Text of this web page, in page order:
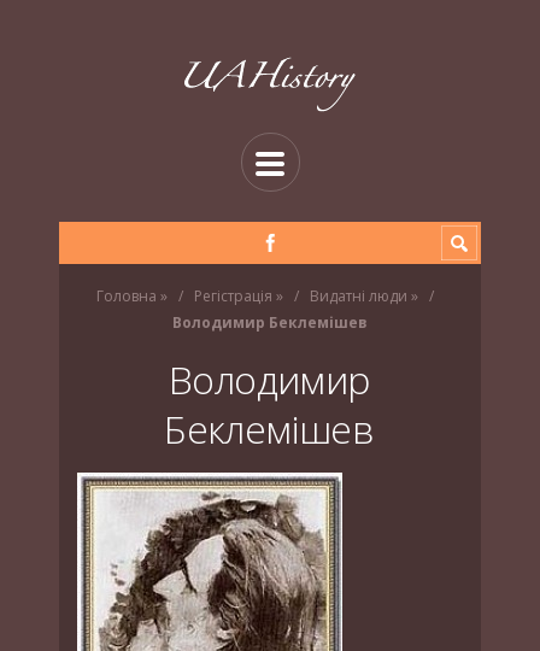
Головна » Регістрація » Видатні люди »
Володимир Беклемішев
Володимир
Беклемішев